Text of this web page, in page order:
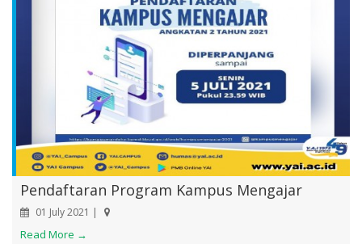
Pendaftaran Program Kampus Mengajar
01 July 2021 |
Read More →